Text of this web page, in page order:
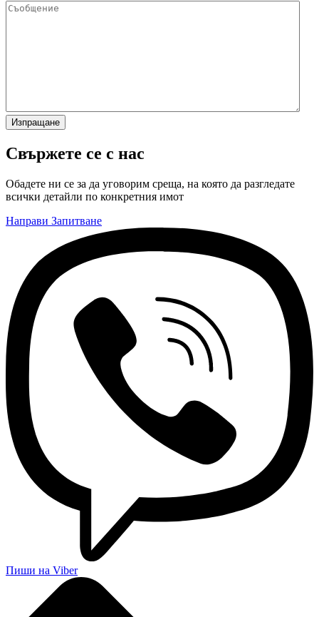
Изпращане
Свържете се с нас
Обадете ни се за да уговорим среща, на която да разгледате
всички детайли по конкретния имот
Направи Запитване
Пиши на Viber